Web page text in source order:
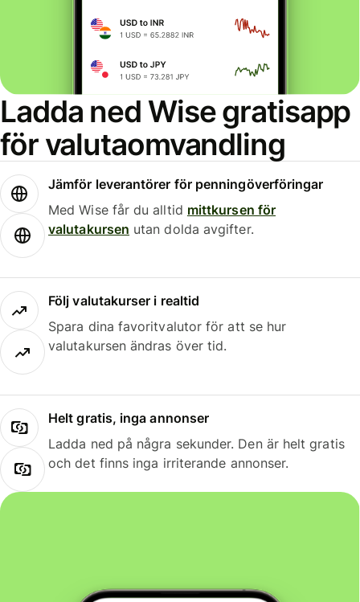
Ladda ned Wise gratisapp
för valutaomvandling
Jämför leverantörer för penningöverföringar
Med Wise får du alltid mittkursen för
valutakursen utan dolda avgifter.
Följ valutakurser i realtid
Spara dina favoritvalutor för att se hur
valutakursen ändras över tid.
Helt gratis, inga annonser
Ladda ned på några sekunder. Den är helt gratis
och det finns inga irriterande annonser.